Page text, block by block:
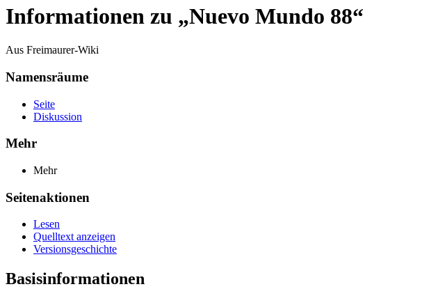
Informationen zu „Nuevo Mundo 88“
Aus Freimaurer-Wiki
Namensräume
Seite
Diskussion
Mehr
Mehr
Seitenaktionen
Lesen
Quelltext anzeigen
Versionsgeschichte
Basisinformationen